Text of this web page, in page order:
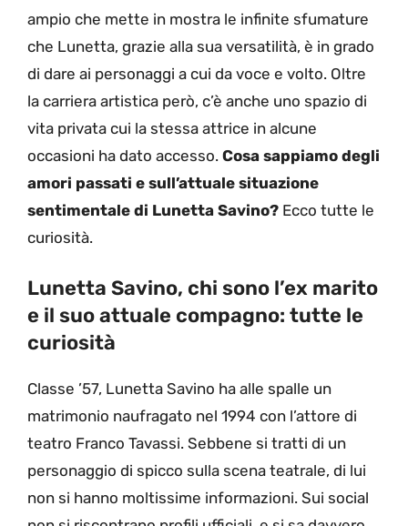
ampio che mette in mostra le infinite sfumature
che Lunetta, grazie alla sua versatilità, è in grado
di dare ai personaggi a cui da voce e volto. Oltre
la carriera artistica però, c’è anche uno spazio di
vita privata cui la stessa attrice in alcune
occasioni ha dato accesso. Cosa sappiamo degli
amori passati e sull’attuale situazione
sentimentale di Lunetta Savino? Ecco tutte le
curiosità.
Lunetta Savino, chi sono l’ex marito
e il suo attuale compagno: tutte le
curiosità
Classe ’57, Lunetta Savino ha alle spalle un
matrimonio naufragato nel 1994 con l’attore di
teatro Franco Tavassi. Sebbene si tratti di un
personaggio di spicco sulla scena teatrale, di lui
non si hanno moltissime informazioni. Sui social